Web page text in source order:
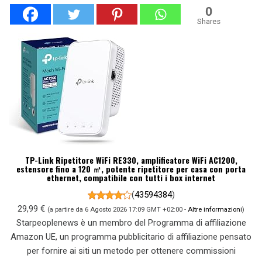
0
Shares
TP-Link Ripetitore WiFi RE330, amplificatore WiFi AC1200,
estensore fino a 120 ㎡, potente ripetitore per casa con porta
ethernet, compatibile con tutti i box internet
(43594384)
29,99 € (a partire da 6 Agosto 2026 17:09 GMT +02:00 - Altre informazioni)
Starpeoplenews è un membro del Programma di affiliazione
Amazon UE, un programma pubblicitario di affiliazione pensato
per fornire ai siti un metodo per ottenere commissioni